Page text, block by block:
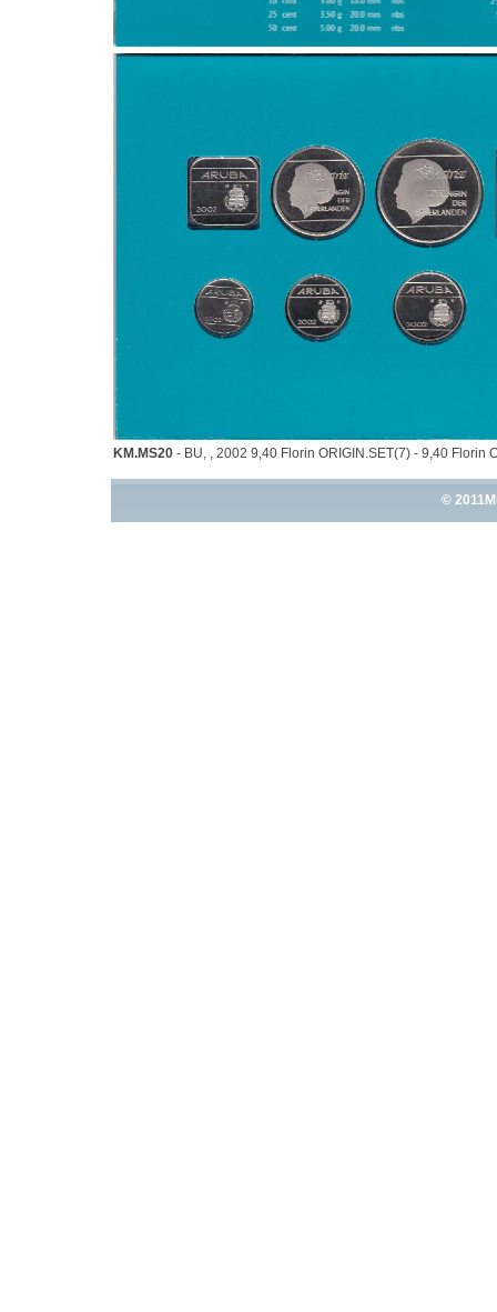
KM.MS20 - BU, , 2002 9,40 Florin ORIGIN.SET(7) - 9,40 Florin
©